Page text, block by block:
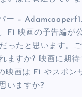
ー –
F1 映画の予告編が
ったと思います。
ますか? 映画に期待
映画は F1 やスポン
いますか?